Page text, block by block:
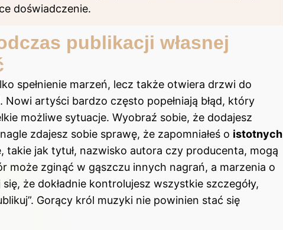
doświadczenie.
publikacji własnej
spełnienie marzeń, lecz także otwiera drzwi do
artyści bardzo często popełniają błąd, który
możliwe sytuacje. Wyobraź sobie, że dodajesz
zdajesz sobie sprawę, że zapomniałeś o istotnych
takie jak tytuł, nazwisko autora czy producenta, mogą
może zginąć w gąszczu innych nagrań, a marzenia o
że dokładnie kontrolujesz wszystkie szczegóły,
Gorący król muzyki nie powinien stać się